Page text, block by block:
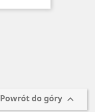
Powrót do góry 